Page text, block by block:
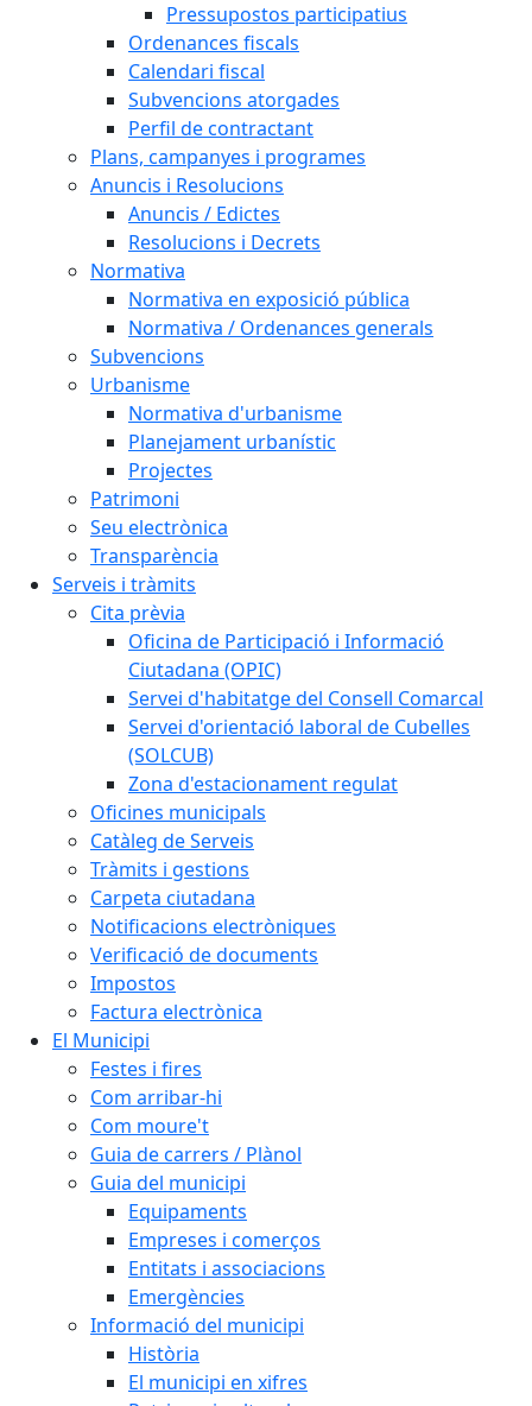
Pressupostos participatius
Ordenances fiscals
Calendari fiscal
Subvencions atorgades
Perfil de contractant
Plans, campanyes i programes
Anuncis i Resolucions
Anuncis / Edictes
Resolucions i Decrets
Normativa
Normativa en exposició pública
Normativa / Ordenances generals
Subvencions
Urbanisme
Normativa d'urbanisme
Planejament urbanístic
Projectes
Patrimoni
Seu electrònica
Transparència
Serveis i tràmits
Cita prèvia
Oficina de Participació i Informació
Ciutadana (OPIC)
Servei d'habitatge del Consell Comarcal
Servei d'orientació laboral de Cubelles
(SOLCUB)
Zona d'estacionament regulat
Oficines municipals
Catàleg de Serveis
Tràmits i gestions
Carpeta ciutadana
Notificacions electròniques
Verificació de documents
Impostos
Factura electrònica
El Municipi
Festes i fires
Com arribar-hi
Com moure't
Guia de carrers / Plànol
Guia del municipi
Equipaments
Empreses i comerços
Entitats i associacions
Emergències
Informació del municipi
Història
El municipi en xifres